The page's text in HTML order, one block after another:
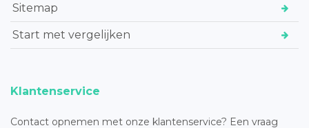
Sitemap
Start met vergelijken
Klantenservice
Contact opnemen met onze klantenservice? Een vraag